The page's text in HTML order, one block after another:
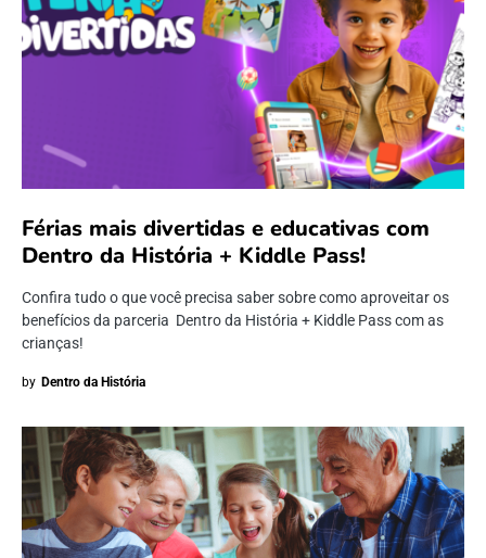
Férias mais divertidas e educativas com
Dentro da História + Kiddle Pass!
Confira tudo o que você precisa saber sobre como aproveitar os
benefícios da parceria Dentro da História + Kiddle Pass com as
crianças!
by Dentro da História